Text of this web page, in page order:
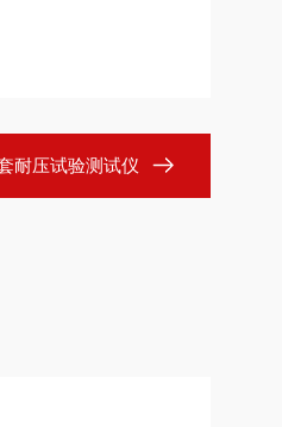
耐压试验测试仪